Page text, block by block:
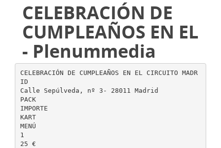
CELEBRACIÓN DE
CUMPLEAÑOS EN EL
- Plenummedia
CELEBRACIÓN DE CUMPLEAÑOS EN EL CIRCUITO MADR
ID
Calle Sepúlveda, nº 3- 28011 Madrid
PACK
IMPORTE
KART
MENÚ
1
25 €